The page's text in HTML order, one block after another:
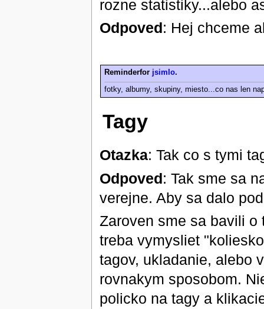
rozne statistiky...alebo
Odpoved: Hej chceme
Reminderfor jsimlo.
fotky, albumy, skupiny, miesto...co nas len
Tagy
Otazka: Tak co s tymi
Odpoved: Tak sme sa
verejne. Aby sa dalo
Zaroven sme sa bavili o
treba vymysliet
tagov, ukladanie, alebo
rovnakym sposobom.
policko na tagy a